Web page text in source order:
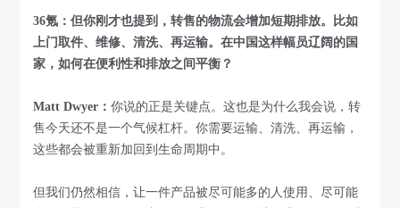
36氪：但你刚才也提到，转售的物流会增加短期排放。比如
上门取件、维修、清洗、再运输。在中国这样幅员辽阔的国
家，如何在便利性和排放之间平衡？
Matt Dwyer：你说的正是关键点。这也是为什么我会说，转
售今天还不是一个气候杠杆。你需要运输、清洗、再运输，
这些都会被重新加回到生命周期中。
但我们仍然相信，让一件产品被尽可能多的人使用、尽可能